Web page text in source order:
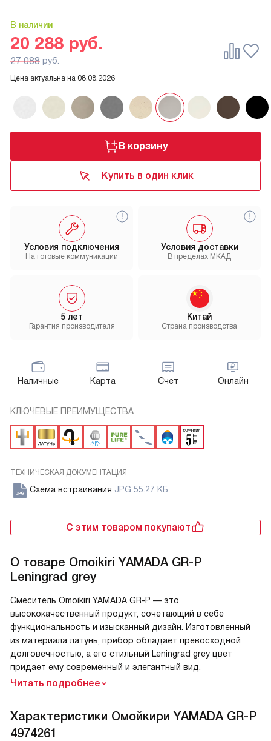
В наличии
Цена актуальна на 08.08.2026
20 288 руб.
27 088 руб.
В корзину
Купить в один клик
Условия доставки
В пределах МКАД
5 лет
Гарантия производителя
Условия подключения
На готовые коммуникации
Китай
Страна производства
Наличные Карта Счет Онлайн
КЛЮЧЕВЫЕ ПРЕИМУЩЕСТВА
ТЕХНИЧЕСКАЯ ДОКУМЕНТАЦИЯ
Схема встраивания JPG 55.27 КБ
С этим товаром покупают
О товаре Omoikiri YAMADA GR-P
Leningrad grey
Смеситель Omoikiri YAMADA GR-P — это
высококачественный продукт, сочетающий в себе
функциональность и изысканный дизайн. Изготовленный
из материала латунь, прибор обладает превосходной
долговечностью, а его стильный Leningrad grey цвет
придает ему современный и элегантный вид.
Читать подробнее
Характеристики Омойкири YAMADA GR-P
4974261